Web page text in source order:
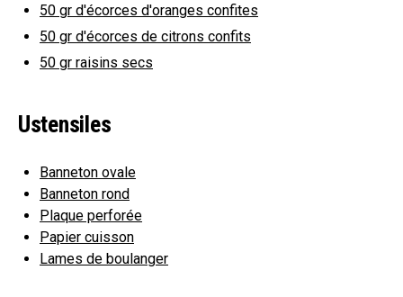
50 gr d'écorces d'oranges confites
50 gr d'écorces de citrons confits
50 gr raisins secs
Ustensiles
Banneton ovale
Banneton rond
Plaque perforée
Papier cuisson
Lames de boulanger